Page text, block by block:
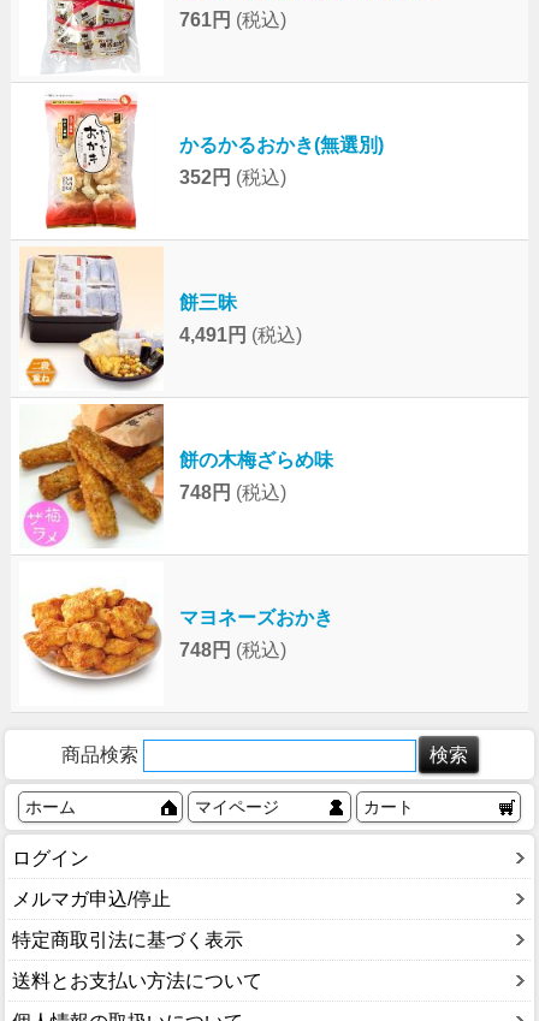
761円 (税込)
かるかるおかき(無選別)
352円 (税込)
餅三昧
4,491円 (税込)
餅の木梅ざらめ味
748円 (税込)
マヨネーズおかき
748円 (税込)
商品検索
ホーム マイページ カート
ログイン
メルマガ申込/停止
特定商取引法に基づく表示
送料とお支払い方法について